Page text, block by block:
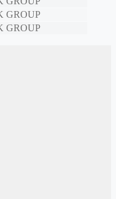
GROUP
GROUP